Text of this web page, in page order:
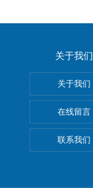
关于我们
关于我们
在线留言
联系我们